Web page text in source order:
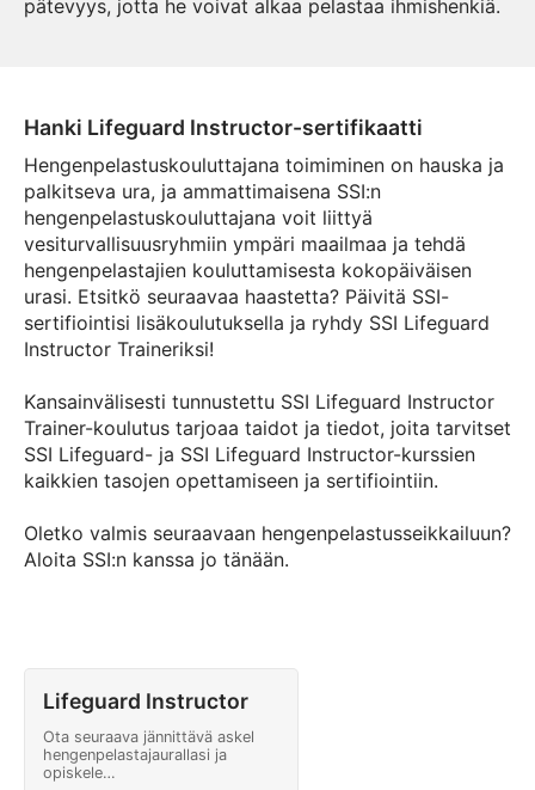
pätevyys, jotta he voivat alkaa pelastaa ihmishenkiä.
Hanki Lifeguard Instructor-sertifikaatti
Hengenpelastuskouluttajana toimiminen on hauska ja
palkitseva ura, ja ammattimaisena SSI:n
hengenpelastuskouluttajana voit liittyä
vesiturvallisuusryhmiin ympäri maailmaa ja tehdä
hengenpelastajien kouluttamisesta kokopäiväisen
urasi. Etsitkö seuraavaa haastetta? Päivitä SSI-
sertifiointisi lisäkoulutuksella ja ryhdy SSI Lifeguard
Instructor Traineriksi!
Kansainvälisesti tunnustettu SSI Lifeguard Instructor
Trainer-koulutus tarjoaa taidot ja tiedot, joita tarvitset
SSI Lifeguard- ja SSI Lifeguard Instructor-kurssien
kaikkien tasojen opettamiseen ja sertifiointiin.
Oletko valmis seuraavaan hengenpelastusseikkailuun?
Aloita SSI:n kanssa jo tänään.
Lifeguard Instructor
Ota seuraava jännittävä askel
hengenpelastajaurallasi ja
opiskele